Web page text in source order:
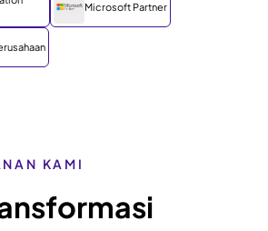
Microsoft Partner
KAMI